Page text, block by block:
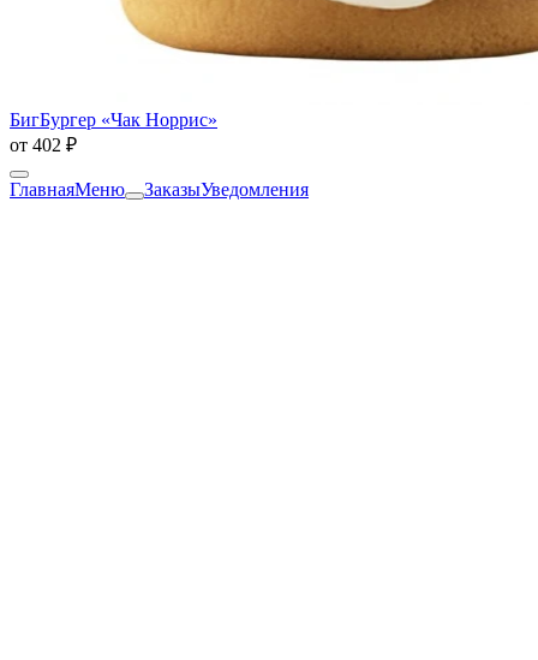
БигБургер «Чак Норрис»
от 402 ₽
ГлавнаяМеню ЗаказыУведомления